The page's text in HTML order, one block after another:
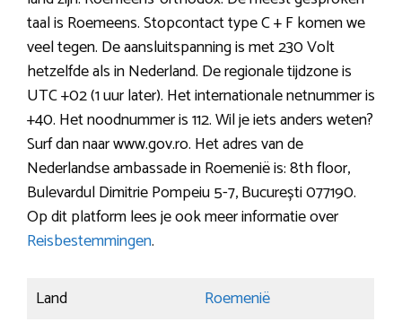
taal is Roemeens. Stopcontact type C + F komen we
veel tegen. De aansluitspanning is met 230 Volt
hetzelfde als in Nederland. De regionale tijdzone is
UTC +02 (1 uur later). Het internationale netnummer is
+40. Het noodnummer is 112. Wil je iets anders weten?
Surf dan naar www.gov.ro. Het adres van de
Nederlandse ambassade in Roemenië is: 8th floor,
Bulevardul Dimitrie Pompeiu 5-7, București 077190.
Op dit platform lees je ook meer informatie over
Reisbestemmingen.
Land
Roemenië